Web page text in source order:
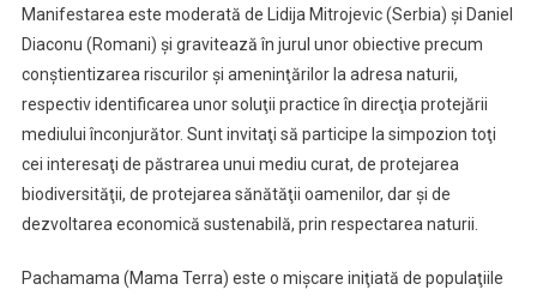
Manifestarea este moderată de Lidija Mitrojevic (Serbia) şi Daniel
Diaconu (Romani) şi gravitează în jurul unor obiective precum
conştientizarea riscurilor şi ameninţărilor la adresa naturii,
respectiv identificarea unor soluţii practice în direcţia protejării
mediului înconjurător. Sunt invitaţi să participe la simpozion toţi
cei interesaţi de păstrarea unui mediu curat, de protejarea
biodiversităţii, de protejarea sănătăţii oamenilor, dar şi de
dezvoltarea economică sustenabilă, prin respectarea naturii.
Pachamama (Mama Terra) este o mişcare iniţiată de populaţiile